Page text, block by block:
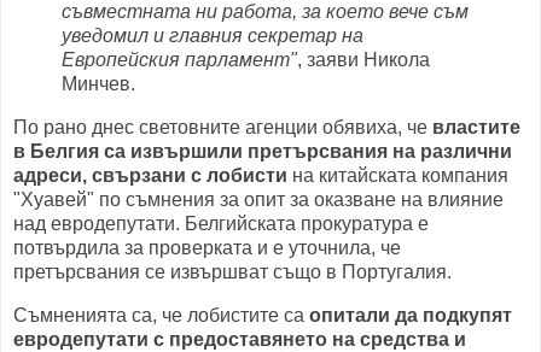
съвместната ни работа, за което вече съм
уведомил и главния секретар на
Европейския парламент", заяви Никола
Минчев.
По рано днес световните агенции обявиха, че властите
в Белгия са извършили претърсвания на различни
адреси, свързани с лобисти на китайската компания
"Хуавей" по съмнения за опит за оказване на влияние
над евродепутати. Белгийската прокуратура е
потвърдила за проверката и е уточнила, че
претърсвания се извършват също в Португалия.
Съмненията са, че лобистите са опитали да подкупят
евродепутати с предоставянето на средства и